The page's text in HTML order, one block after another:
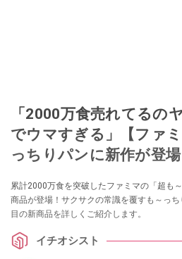
「2000万食売れてるの
でウマすぎる」【ファ
っちりパンに新作が登場
累計2000万食を突破したファミマの「超も
商品が登場！サクサクの常識を覆すも～っ
目の新商品を詳しくご紹介します。
イチオシスト